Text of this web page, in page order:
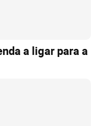
a ligar para a